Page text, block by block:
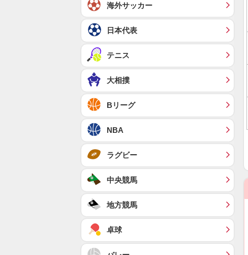
海外サッカー
日本代表
テニス
大相撲
Bリーグ
NBA
ラグビー
中央競馬
地方競馬
卓球